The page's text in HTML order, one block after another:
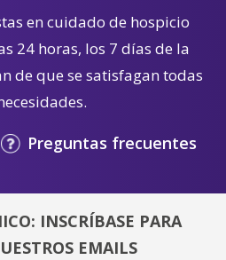
en cuidado de hospicio
24 horas, los 7 días de la
de que se satisfagan todas
Preguntas frecuentes
INSCRÍBASE PARA
EMAILS